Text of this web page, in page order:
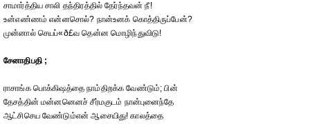
சாமார்த்திய சாலி தந்திரத்தில் தேர்ந்தவன் நீ!
உன்எண்ணம் என்னசொல்? நான்உனக் கொத்திருப்பேன்?
முன்னால் செயப்«ð£வ தென்ன மொழிந்துவிடு!
சேனாதிபதி ;
ராசாங்க பொக்கிஷத்தை நாம்திறக்க வேண்டும்; பின்
தேசத்தின் மன்னனெனச் சீர்மகுடம் நான்புனைந்தே
ஆட்சிசெய வேண்டும்என் ஆசையிது! காலத்தை